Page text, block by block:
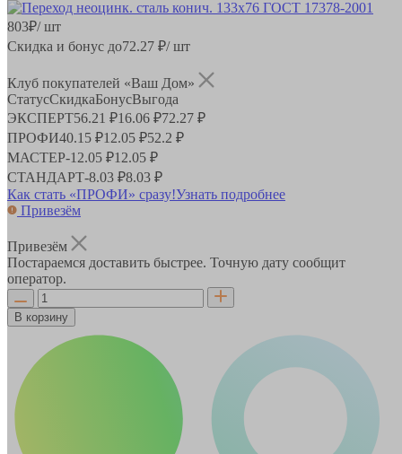
803₽/ шт
Скидка и бонус до72.27 ₽/ шт
Клуб покупателей «Ваш Дом»
СтатусСкидкаБонусВыгода
ЭКСПЕРТ56.21 ₽16.06 ₽72.27 ₽
ПРОФИ40.15 ₽12.05 ₽52.2 ₽
МАСТЕР-12.05 ₽12.05 ₽
СТАНДАРТ-8.03 ₽8.03 ₽
Как стать «ПРОФИ» сразу!Узнать подробнее
Привезём
Привезём
Постараемся доставить быстрее. Точную дату сообщит
оператор.
В корзину